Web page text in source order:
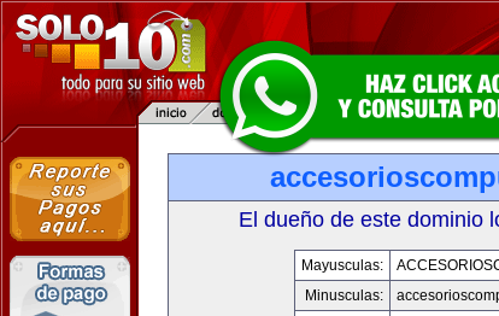
El dueño de este dominio
Mayusculas:
Minusculas: